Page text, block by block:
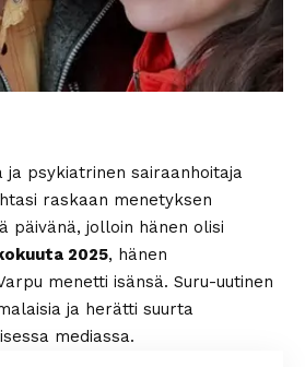
ja psykiatrinen sairaanhoitaja
raskaan menetyksen
päivänä, jolloin hänen olisi
2025, hänen
menetti isänsä. Suru-uutinen
ja herätti suurta
mediassa.